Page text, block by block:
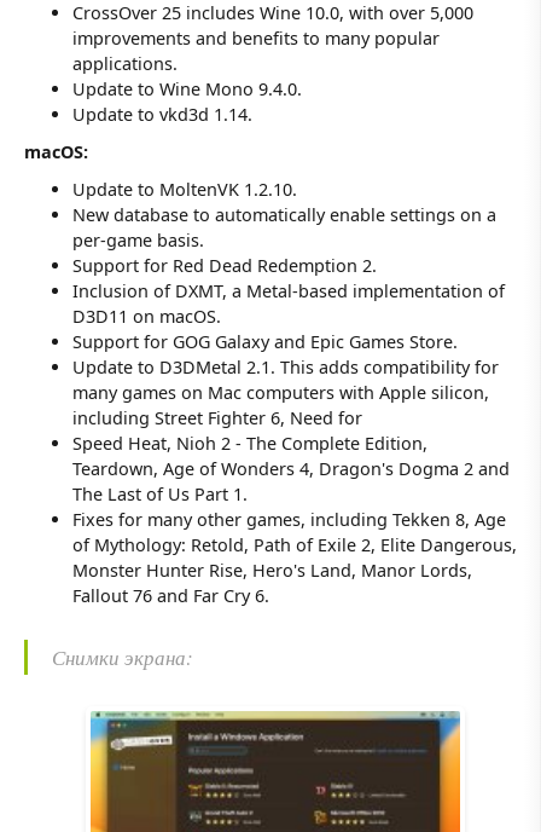
CrossOver 25 includes Wine 10.0, with over 5,000
improvements and benefits to many popular
applications.
Update to Wine Mono 9.4.0.
Update to vkd3d 1.14.
macOS:
Update to MoltenVK 1.2.10.
New database to automatically enable settings on a
per-game basis.
Support for Red Dead Redemption 2.
Inclusion of DXMT, a Metal-based implementation of
D3D11 on macOS.
Support for GOG Galaxy and Epic Games Store.
Update to D3DMetal 2.1. This adds compatibility for
many games on Mac computers with Apple silicon,
including Street Fighter 6, Need for
Speed Heat, Nioh 2 - The Complete Edition,
Teardown, Age of Wonders 4, Dragon's Dogma 2 and
The Last of Us Part 1.
Fixes for many other games, including Tekken 8, Age
of Mythology: Retold, Path of Exile 2, Elite Dangerous,
Monster Hunter Rise, Hero's Land, Manor Lords,
Fallout 76 and Far Cry 6.
Снимки экрана: